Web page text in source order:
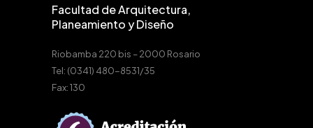
Facultad de Arquitectura,
Planeamiento y Diseño
Riobamba 220 bis – 2000 Rosario
Tel: (0341) 480-8531/35
Fax: 130